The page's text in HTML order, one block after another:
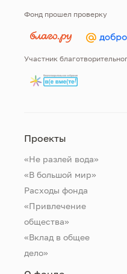
Фонд прошел проверку
Участник
Проекты
«Не разлей вода»
«В большой мир»
Расходы фонда
«Привлечение
общества»
«Вклад в общее
дело»